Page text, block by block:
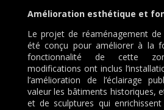
Amélioration esthétique et
Le projet de réaménagement
été conçu pour améliorer à la
fonctionnalité de cette
modifications ont inclus
l’amélioration de l’éclairage
valeur les bâtiments historiques,
et de sculptures qui